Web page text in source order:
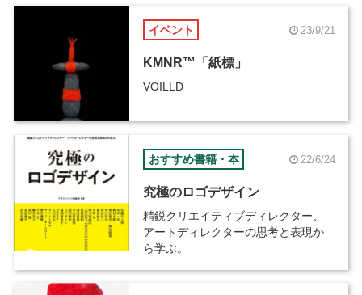
イベント 23/9/21
KMNR™「紙標」
VOILLD
おすすめ書籍・本 22/6/24
究極のロゴデザイン
精鋭クリエイティブディレクター、
アートディレクターの思考と表現か
ら学ぶ。